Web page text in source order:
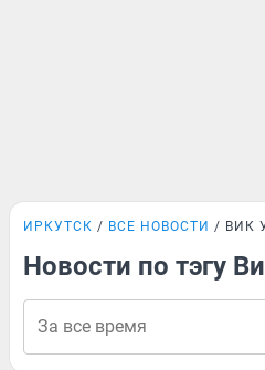
ИРКУТСК ВСЕ НОВОСТИ ВИК
Новости по тэгу